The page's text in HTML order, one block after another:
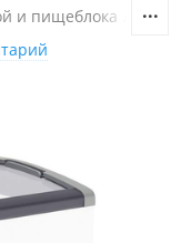
и пищеблока